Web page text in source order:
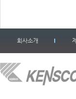
회사소개